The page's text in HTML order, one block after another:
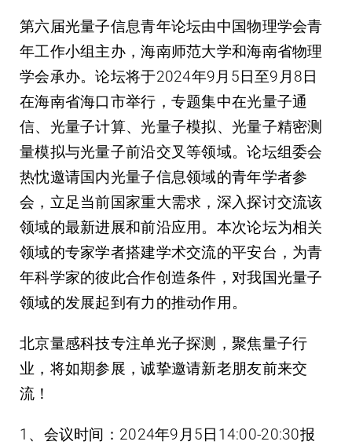
第六届光量子信息青年论坛由中国物理学会青
年工作小组主办，海南师范大学和海南省物理
学会承办。论坛将于2024年9月5日至9月8日
在海南省海口市举行，专题集中在光量子通
信、光量子计算、光量子模拟、光量子精密测
量模拟与光量子前沿交叉等领域。论坛组委会
热忱邀请国内光量子信息领域的青年学者参
会，立足当前国家重大需求，深入探讨交流该
领域的最新进展和前沿应用。本次论坛为相关
领域的专家学者搭建学术交流的平安台，为青
年科学家的彼此合作创造条件，对我国光量子
领域的发展起到有力的推动作用。
北京量感科技专注单光子探测，聚焦量子行
业，将如期参展，诚挚邀请新老朋友前来交
流！
1、 会议时间 ：2024年9月5日14:00-20:30报